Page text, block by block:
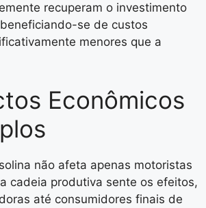
recuperam o investimento
se de custos
menores que a
Econômicos
não afeta apenas motoristas
cadeia produtiva sente os efeitos,
até consumidores finais de